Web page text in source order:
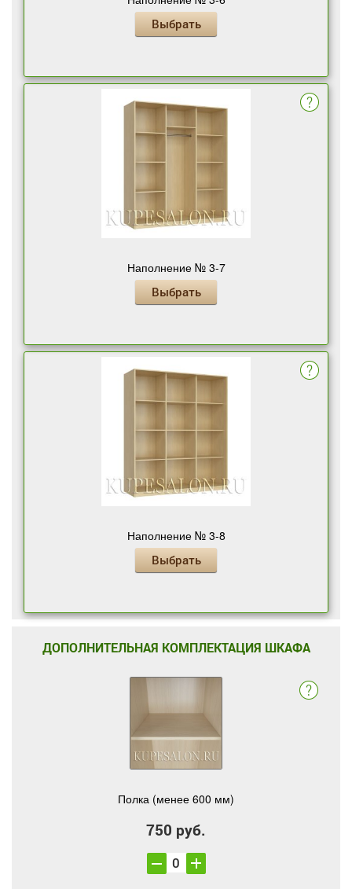
Выбрать
Наполнение № 3-7
Выбрать
Наполнение № 3-8
Выбрать
ДОПОЛНИТЕЛЬНАЯ КОМПЛЕКТАЦИЯ ШКАФА
Полка (менее 600 мм)
750 руб.